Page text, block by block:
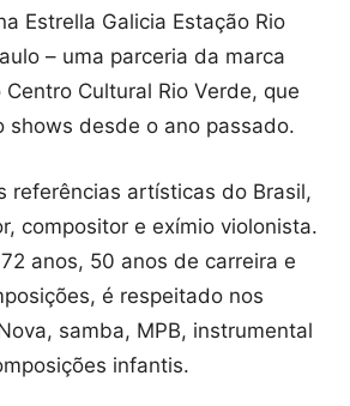
Estrella Galicia Estação Rio
– uma parceria da marca
Cultural Rio Verde, que
shows desde o ano passado.
referências artísticas do Brasil,
compositor e exímio violonista.
anos, 50 anos de carreira e
é respeitado nos
samba, MPB, instrumental
infantis.